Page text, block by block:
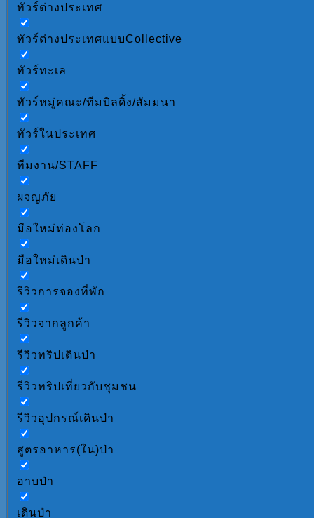
ทัวร์ต่างประเทศ
ทัวร์ต่างประเทศแบบCollective
ทัวร์ทะเล
ทัวร์หมู่คณะ/ทีมบิลดิ้ง/สัมมนา
ทัวร์ในประเทศ
ทีมงาน/STAFF
ผจญภัย
มือใหม่ท่องโลก
มือใหม่เดินป่า
รีวิวการจองที่พัก
รีวิวจากลูกค้า
รีวิวทริปเดินป่า
รีวิวทริปเที่ยวกับชุมชน
รีวิวอุปกรณ์เดินป่า
สูตรอาหาร(ใน)ป่า
อาบป่า
เดินป่า